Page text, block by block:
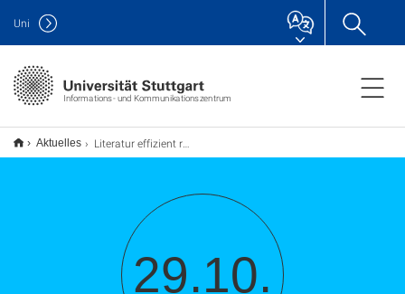
Informations- und Kommunikationszentrum
Uni
Aktuelles Literatur effizient recherchieren (TU9)
29.10.